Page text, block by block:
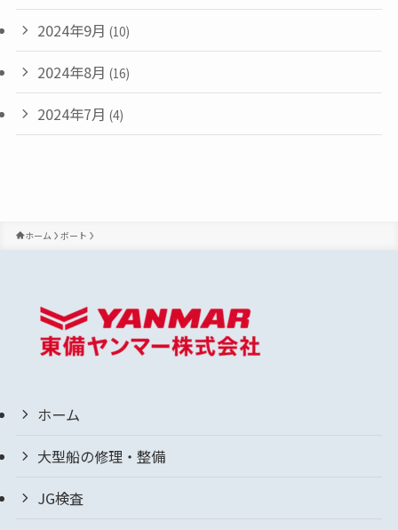
2024年9月 (10)
2024年8月 (16)
2024年7月 (4)
ホーム ボート
ホーム
大型船の修理・整備
JG検査